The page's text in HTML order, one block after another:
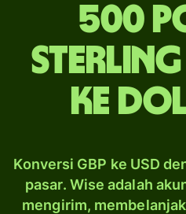
500
sterling
ke
Konversi GBP ke USD
pasar. Wise adalah
mengirim,